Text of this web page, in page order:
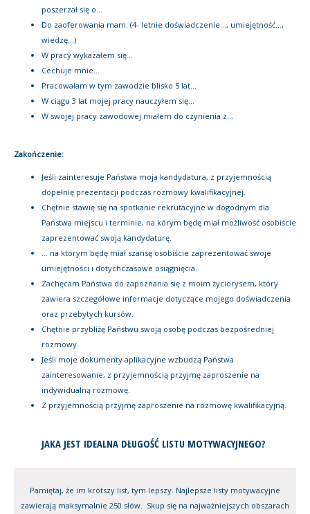
poszerzał się o…
Do zaoferowania mam: (4- letnie doświadczenie…, umiejętność…,
wiedzę…)
W pracy wykazałem się…
Cechuje mnie…
Pracowałam w tym zawodzie blisko 5 lat…
W ciągu 3 lat mojej pracy nauczyłem się…
W swojej pracy zawodowej miałem do czynienia z…
Zakończenie:
Jeśli zainteresuje Państwa moja kandydatura, z przyjemnością
dopełnię prezentacji podczas rozmowy kwalifikacyjnej.
Chętnie stawię się na spotkanie rekrutacyjne w dogodnym dla
Państwa miejscu i terminie, na kórym będę miał możliwość osobiście
zaprezentować swoją kandydaturę.
… na którym będę miał szansę osobiście zaprezentować swoje
umiejętności i dotychczasowe osiągnięcia.
Zachęcam Państwa do zapoznania się z moim życiorysem, który
zawiera szczegółowe informacje dotyczące mojego doświadczenia
oraz przebytych kursów.
Chętnie przybliżę Państwu swoją osobę podczas bezpośredniej
rozmowy.
Jeśli moje dokumenty aplikacyjne wzbudzą Państwa
zainteresowanie, z przyjemnością przyjmę zaproszenie na
indywidualną rozmowę.
Z przyjemnością przyjmę zaproszenie na rozmowę kwalifikacyjną.
JAKA JEST IDEALNA DŁUGOŚĆ LISTU MOTYWACYJNEGO?
Pamiętaj, że im krótszy list, tym lepszy. Najlepsze listy motywacyjne
zawierają maksymalnie 250 słów. Skup się na najważniejszych obszarach